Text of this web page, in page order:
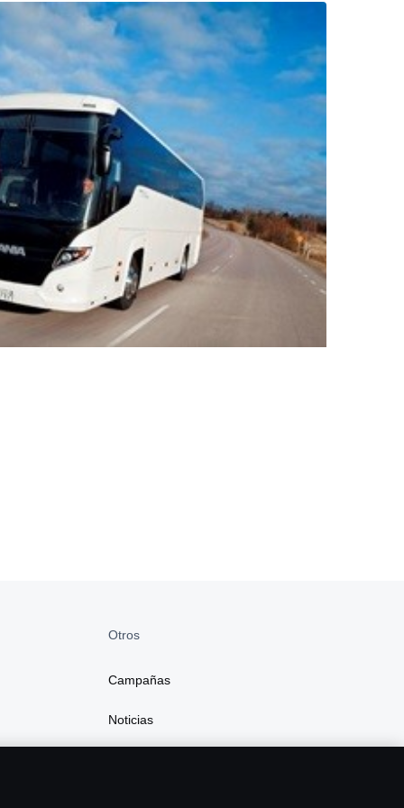
Otros
Campañas
Noticias